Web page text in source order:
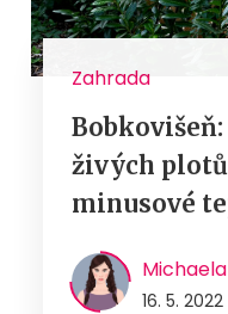
Zahrada
živých
minusové
16. 5. 2022